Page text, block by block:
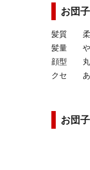
お団
髪質 柔
髪量 や
顔型 丸
クセ あ
お団